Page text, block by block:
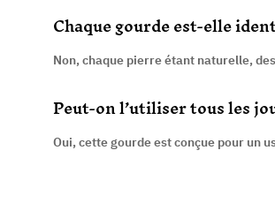
Chaque gourde est-elle
Non, chaque pierre étant naturelle,
Peut-on l’utiliser tous les
Oui, cette gourde est conçue pour un